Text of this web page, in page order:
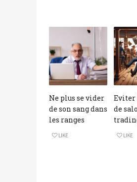
Ne plus se vider
de son sang dans
les ranges
LIKE
Eviter
de
LIKE